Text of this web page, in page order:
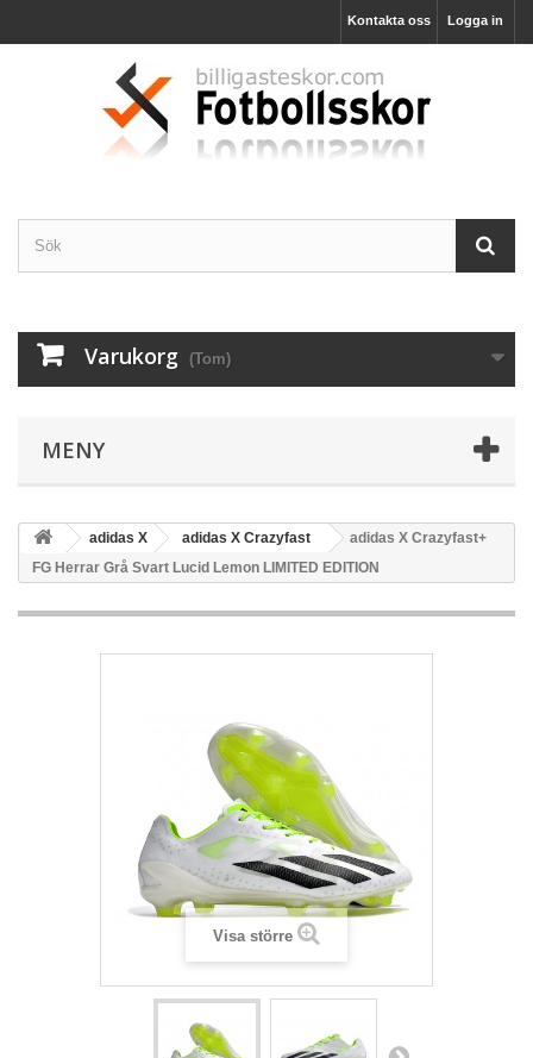
Logga in
Kontakta oss
Varukorg (Tom)
MENY
adidas X adidas X Crazyfast
adidas X Crazyfast+
FG Herrar Grå Svart Lucid Lemon LIMITED EDITION
Visa större